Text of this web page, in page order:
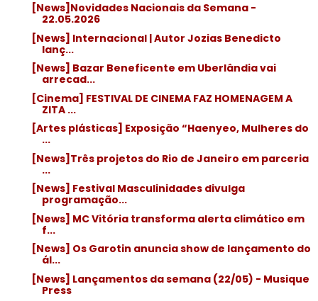
[News]Novidades Nacionais da Semana -
22.05.2026
[News] Internacional | Autor Jozias Benedicto
lanç...
[News] Bazar Beneficente em Uberlândia vai
arrecad...
[Cinema] FESTIVAL DE CINEMA FAZ HOMENAGEM A
ZITA ...
[Artes plásticas] Exposição “Haenyeo, Mulheres do
...
[News]Três projetos do Rio de Janeiro em parceria
...
[News] Festival Masculinidades divulga
programação...
[News] MC Vitória transforma alerta climático em
f...
[News] Os Garotin anuncia show de lançamento do
ál...
[News] Lançamentos da semana (22/05) - Musique
Press